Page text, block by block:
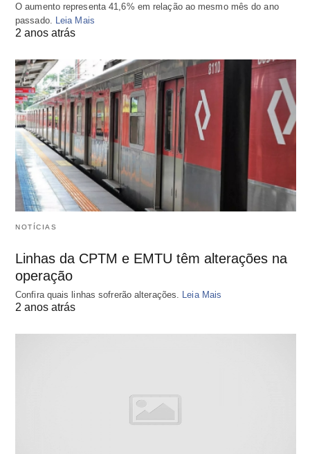
O aumento representa 41,6% em relação ao mesmo mês do ano
passado.
Leia Mais
2 anos atrás
NOTÍCIAS
Linhas da CPTM e EMTU têm alterações na
operação
Confira quais linhas sofrerão alterações. Leia Mais
2 anos atrás